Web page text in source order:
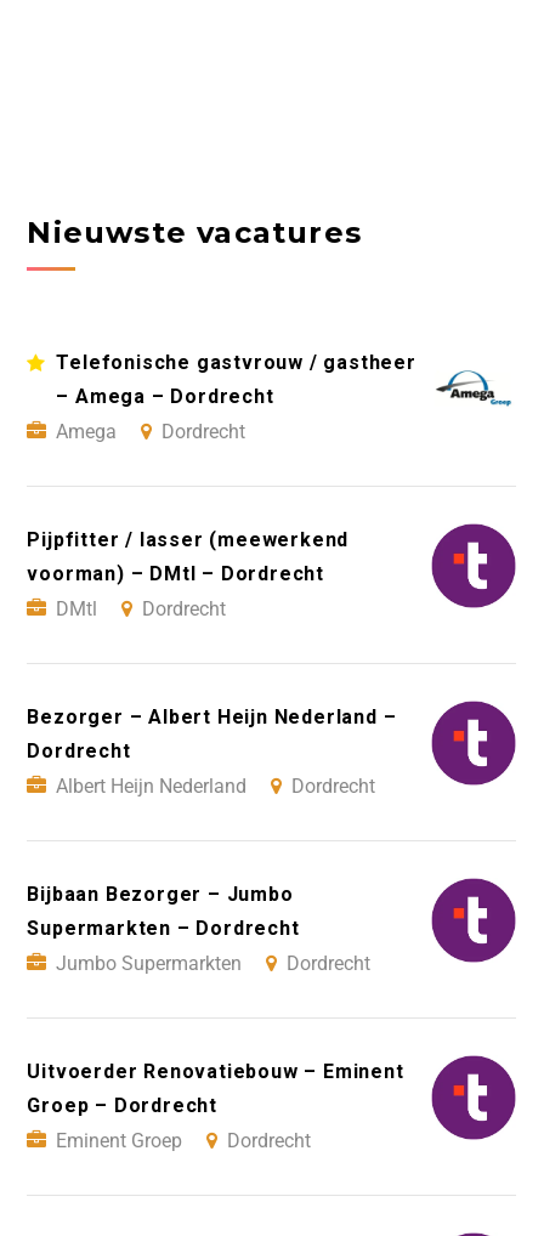
Nieuwste vacatures
Telefonische gastvrouw / gastheer
– Amega – Dordrecht
Amega
Dordrecht
Pijpfitter / lasser (meewerkend
voorman) – DMtl – Dordrecht
DMtl
Dordrecht
Bezorger – Albert Heijn Nederland –
Dordrecht
Albert Heijn Nederland
Dordrecht
Bijbaan Bezorger – Jumbo
Supermarkten – Dordrecht
Jumbo Supermarkten
Dordrecht
Uitvoerder Renovatiebouw – Eminent
Groep – Dordrecht
Eminent Groep
Dordrecht